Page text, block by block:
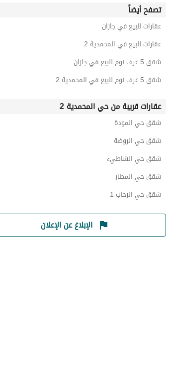
تصفح أيضاً
عقارات للبيع في جازان
عقارات للبيع في المحمدية 2
شقق 5 غرف نوم للبيع في جازان
شقق 5 غرف نوم للبيع في المحمدية 2
عقارات قريبة من حي المحمدية 2
شقق حي المودة
شقق حي الروضة
شقق حي الشاطيء
شقق حي المطار
شقق حي الرحاب 1
الإبلاغ عن الإعلان